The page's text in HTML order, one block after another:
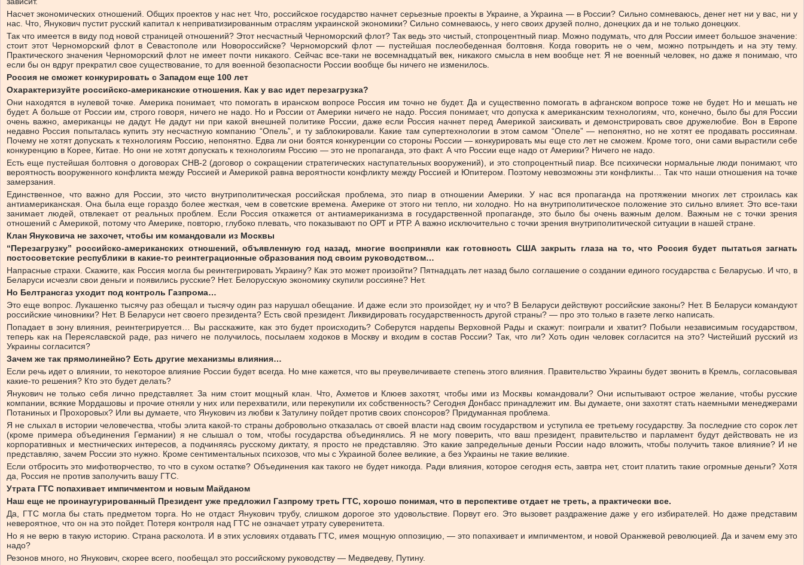
Насчет экономических отношений. Общих проектов у нас нет. Что, российское государство начнет серьезные проекты в Украине, а Украина — в России? Сильно сомневаюсь, денег нет ни у вас, ни у
нас. Что, Янукович пустит русский капитал к неприватизированным отраслям украинской экономики? Сильно сомневаюсь, у него своих друзей полно, донецких да и не только донецких.
Так что имеется в виду под новой страницей отношений? Этот несчастный Черноморский флот? Так ведь это чистый, стопроцентный пиар. Можно подумать, что для России имеет большое значение:
стоит этот Черноморский флот в Севастополе или Новороссийске? Черноморский флот — пустейшая послеобеденная болтовня. Когда говорить не о чем, можно потрындеть и на эту тему.
Практического значения Черноморский флот не имеет почти никакого. Сейчас все-таки не восемнадцатый век, никакого смысла в нем вообще нет. Я не военный человек, но даже я понимаю, что
если бы он вдруг прекратил свое существование, то для военной безопасности России вообще бы ничего не изменилось.
Россия не сможет конкурировать с Западом еще 100 лет
Охарактеризуйте российско-американские отношения. Как у вас идет перезагрузка?
Они находятся в нулевой точке. Америка понимает, что помогать в иранском вопросе Россия им точно не будет. Да и существенно помогать в афганском вопросе тоже не будет. Но и мешать не
будет. А больше от России им, строго говоря, ничего не надо. Но и России от Америки ничего не надо. Россия понимает, что допуска к американским технологиям, что, конечно, было бы для России
очень важно, американцы не дадут. Не дадут ни при какой внешней политике России, даже если Россия начнет перед Америкой заискивать и демонстрировать свое дружелюбие. Вон в Европе
недавно Россия попыталась купить эту несчастную компанию “Опель”, и ту заблокировали. Какие там супертехнологии в этом самом “Опеле” — непонятно, но не хотят ее продавать россиянам.
Почему не хотят допускать к технологиям Россию, непонятно. Едва ли они боятся конкуренции со стороны России — конкурировать мы еще сто лет не сможем. Кроме того, они сами вырастили себе
конкуренцию в Корее, Китае. Но они не хотят допускать к технологиям Россию — это не пропаганда, это факт. А что России еще надо от Америки? Ничего не надо.
Есть еще пустейшая болтовня о договорах СНВ-2 (договор о сокращении стратегических наступательных вооружений), и это стопроцентный пиар. Все психически нормальные люди понимают, что
вероятность вооруженного конфликта между Россией и Америкой равна вероятности конфликту между Россией и Юпитером. Поэтому невозможны эти конфликты… Так что наши отношения на точке
замерзания.
Единственное, что важно для России, это чисто внутриполитическая российская проблема, это пиар в отношении Америки. У нас вся пропаганда на протяжении многих лет строилась как
антиамериканская. Она была еще гораздо более жесткая, чем в советские времена. Америке от этого ни тепло, ни холодно. Но на внутриполитическое положение это сильно влияет. Это все-таки
занимает людей, отвлекает от реальных проблем. Если Россия откажется от антиамериканизма в государственной пропаганде, это было бы очень важным делом. Важным не с точки зрения
отношений с Америкой, потому что Америке, повторю, глубоко плевать, что показывают по ОРТ и РТР. А важно исключительно с точки зрения внутриполитической ситуации в нашей стране.
Клан Януковича не захочет, чтобы им командовали из Москвы
“Перезагрузку” российско-американских отношений, объявленную год назад, многие восприняли как готовность США закрыть глаза на то, что Россия будет пытаться загнать
постосоветские республики в какие-то реинтеграционные образования под своим руководством…
Напрасные страхи. Скажите, как Россия могла бы реинтегрировать Украину? Как это может произойти? Пятнадцать лет назад было соглашение о создании единого государства с Беларусью. И что, в
Беларуси исчезли свои деньги и появились русские? Нет. Белорусскую экономику скупили россияне? Нет.
Но Белтрансгаз уходит под контроль Газпрома…
Это еще вопрос. Лукашенко тысячу раз обещал и тысячу один раз нарушал обещание. И даже если это произойдет, ну и что? В Беларуси действуют российские законы? Нет. В Беларуси командуют
российские чиновники? Нет. В Беларуси нет своего президента? Есть свой президент. Ликвидировать государственность другой страны? — про это только в газете легко написать.
Попадает в зону влияния, реинтегрируется… Вы расскажите, как это будет происходить? Соберутся нардепы Верховной Рады и скажут: поиграли и хватит? Побыли независимым государством,
теперь как на Переяславской раде, раз ничего не получилось, посылаем ходоков в Москву и входим в состав России? Так, что ли? Хоть один человек согласится на это? Чистейший русский из
Украины согласится?
Зачем же так прямолинейно? Есть другие механизмы влияния…
Если речь идет о влиянии, то некоторое влияние России будет всегда. Но мне кажется, что вы преувеличиваете степень этого влияния. Правительство Украины будет звонить в Кремль, согласовывая
какие-то решения? Кто это будет делать?
Янукович не только себя лично представляет. За ним стоит мощный клан. Что, Ахметов и Клюев захотят, чтобы ими из Москвы командовали? Они испытывают острое желание, чтобы русские
компании, всякие Мордашовы и прочие отняли у них или перехватили, или перекупили их собственность? Сегодня Донбасс принадлежит им. Вы думаете, они захотят стать наемными менеджерами
Потаниных и Прохоровых? Или вы думаете, что Янукович из любви к Затулину пойдет против своих спонсоров? Придуманная проблема.
Я не слыхал в истории человечества, чтобы элита какой-то страны добровольно отказалась от своей власти над своим государством и уступила ее третьему государству. За последние сто сорок лет
(кроме примера объединения Германии) я не слышал о том, чтобы государства объединялись. Я не могу поверить, что ваш президент, правительство и парламент будут действовать не из
корпоративных и местнических интересов, а подчиняясь русскому диктату, я просто не представляю. Это какие запредельные деньги России надо вложить, чтобы получить такое влияние? И не
представляю, зачем России это нужно. Кроме сентиментальных психозов, что мы с Украиной более великие, а без Украины не такие великие.
Если отбросить это мифотворчество, то что в сухом остатке? Объединения как такого не будет никогда. Ради влияния, которое сегодня есть, завтра нет, стоит платить такие огромные деньги? Хотя
да, Россия не против заполучить вашу ГТС.
Утрата ГТС попахивает импичментом и новым Майданом
Наш еще не проинаугурированный Президент уже предложил Газпрому треть ГТС, хорошо понимая, что в перспективе отдает не треть, а практически все.
Да, ГТС могла бы стать предметом торга. Но не отдаст Янукович трубу, слишком дорогое это удовольствие. Порвут его. Это вызовет раздражение даже у его избирателей. Но даже представим
невероятное, что он на это пойдет. Потеря контроля над ГТС не означает утрату суверенитета.
Но я не верю в такую историю. Страна расколота. И в этих условиях отдавать ГТС, имея мощную оппозицию, — это попахивает и импичментом, и новой Оранжевой революцией. Да и зачем ему это
надо?
Резонов много, но Янукович, скорее всего, пообещал это российскому руководству — Медведеву, Путину.